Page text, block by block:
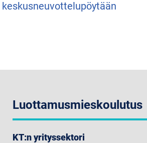
Luottamusmieskoulutus
KT:n yrityssektori